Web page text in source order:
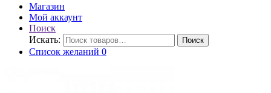
Магазин
Мой аккаунт
Поиск
Искать:
Поиск
Список желаний 0